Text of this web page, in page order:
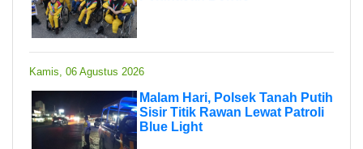
Kamis, 06 Agustus 2026
Malam Hari, Polsek Tanah Putih
Sisir Titik Rawan Lewat Patroli
Blue Light